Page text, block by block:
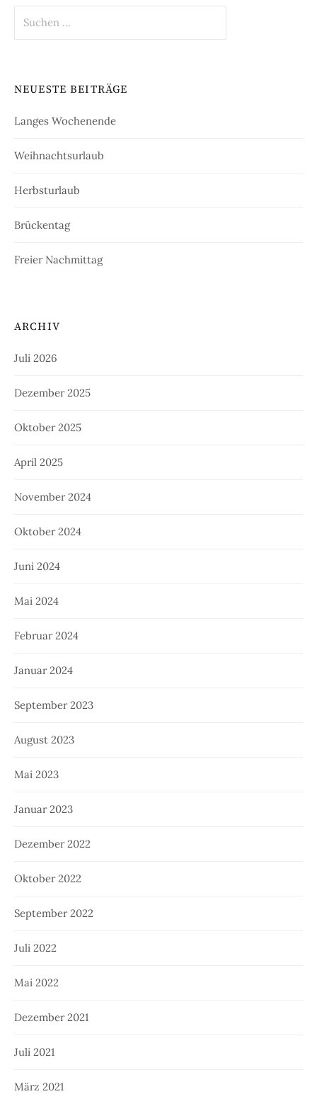
nach:
NEUESTE BEITRÄGE
Langes Wochenende
Weihnachtsurlaub
Herbsturlaub
Brückentag
Freier Nachmittag
ARCHIV
Juli 2026
Dezember 2025
Oktober 2025
April 2025
November 2024
Oktober 2024
Juni 2024
Mai 2024
Februar 2024
Januar 2024
September 2023
August 2023
Mai 2023
Januar 2023
Dezember 2022
Oktober 2022
September 2022
Juli 2022
Mai 2022
Dezember 2021
Juli 2021
März 2021